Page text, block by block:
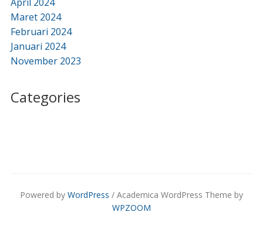
Maret 2024
Februari 2024
Januari 2024
November 2023
Categories
Powered by WordPress / Academica WordPress Theme by
WPZOOM